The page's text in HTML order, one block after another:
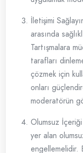
İletişimi
arasında
Tartışmalara
tarafları
çözmek için
onları
moderatörün
Olumsuz
yer alan
engellemelidir.